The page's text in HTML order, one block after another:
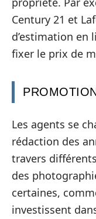
Century 21 et
d’estimation en
fixer le prix de
Les agents se
rédaction des
travers
des
certaines,
investissent